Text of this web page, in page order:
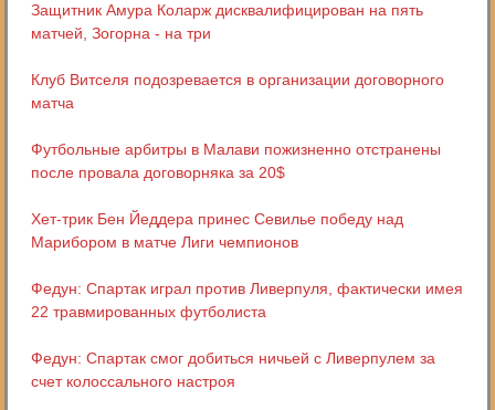
Защитник Амура Коларж дисквалифицирован на пять
матчей, Зогорна - на три
Клуб Витселя подозревается в организации договорного
матча
Футбольные арбитры в Малави пожизненно отстранены
после провала договорняка за 20$
Хет-трик Бен Йеддера принес Севилье победу над
Марибором в матче Лиги чемпионов
Федун: Спартак играл против Ливерпуля, фактически имея
22 травмированных футболиста
Федун: Спартак смог добиться ничьей с Ливерпулем за
счет колоссального настроя